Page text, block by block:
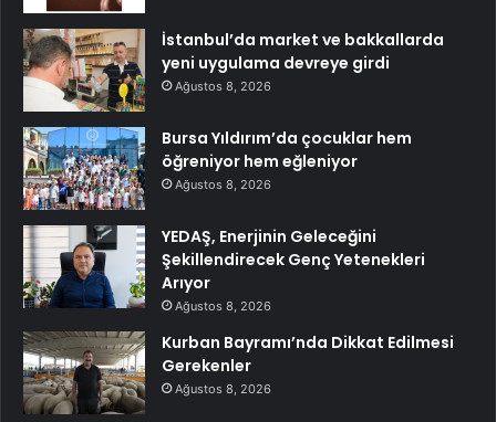
İstanbul’da market ve bakkallarda
yeni uygulama devreye girdi
Ağustos 8, 2026
Bursa Yıldırım’da çocuklar hem
öğreniyor hem eğleniyor
Ağustos 8, 2026
YEDAŞ, Enerjinin Geleceğini
Şekillendirecek Genç Yetenekleri
Arıyor
Ağustos 8, 2026
Kurban Bayramı’nda Dikkat Edilmesi
Gerekenler
Ağustos 8, 2026